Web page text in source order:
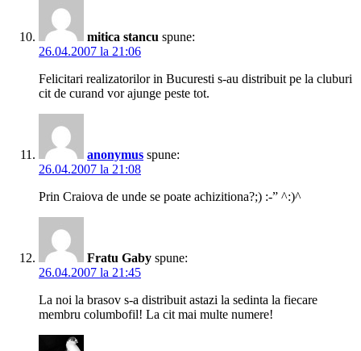
mitica stancu spune:
26.04.2007 la 21:06
Felicitari realizatorilor in Bucuresti s-au distribuit pe la cluburi
cit de curand vor ajunge peste tot.
anonymus spune:
26.04.2007 la 21:08
Prin Craiova de unde se poate achizitiona?;) :-” ^:)^
Fratu Gaby spune:
26.04.2007 la 21:45
La noi la brasov s-a distribuit astazi la sedinta la fiecare
membru columbofil! La cit mai multe numere!